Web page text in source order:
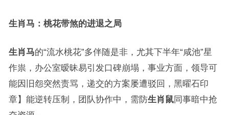
生肖马：桃花带煞的进退之局
生肖马的“流水桃花”多伴随是非，尤其下半年“咸池”星
作祟，办公室暧昧易引发口碑崩塌，事业方面，领导可
能因旧怨突然责骂，递交的方案屡遭驳回，黑曜石印
章】能逆转压制，团队协作中，需防生肖鼠同事暗中抢